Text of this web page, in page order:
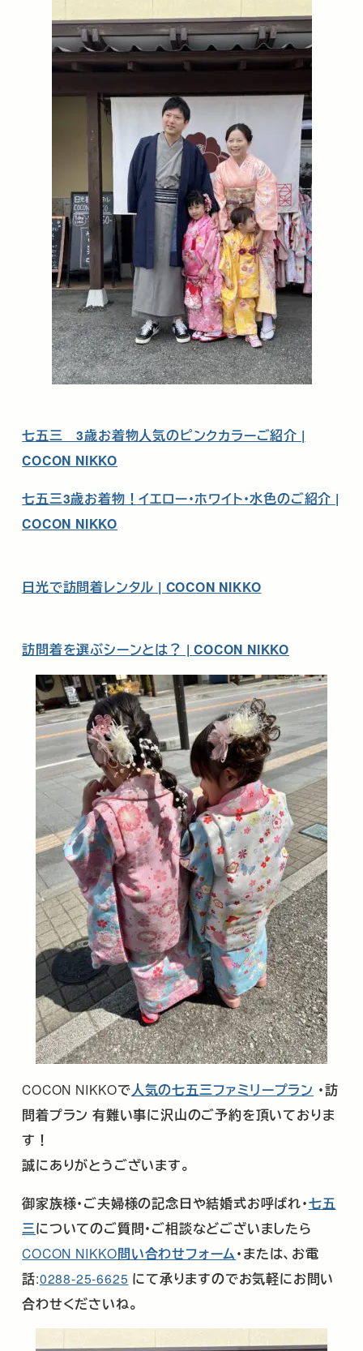
七五三 3歳お着物人気のピンクカラーご紹介 |
COCON NIKKO
七五三3歳お着物！イエロー・ホワイト・水色のご紹介 |
COCON NIKKO
日光で訪問着レンタル | COCON NIKKO
訪問着を選ぶシーンとは？ | COCON NIKKO
COCON NIKKOで人気の七五三ファミリープラン ･訪
問着プラン 有難い事に沢山のご予約を頂いておりま
す！
誠にありがとうございます。
御家族様･ご夫婦様の記念日や結婚式お呼ばれ･七五
三についてのご質問・ご相談などございましたら
COCON NIKKO問い合わせフォーム・または、お電
話:0288-25-6625 にて承りますのでお気軽にお問い
合わせくださいね。